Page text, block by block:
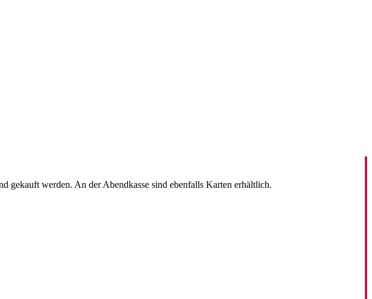
gekauft werden. An der Abendkasse sind ebenfalls Karten erhältlich.